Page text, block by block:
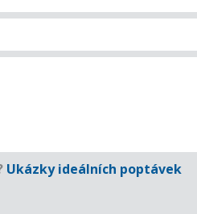
Ukázky ideálních poptávek